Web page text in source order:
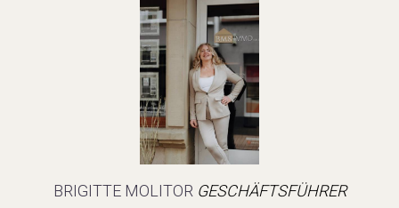
BRIGITTE MOLITOR GESCHÄFTSFÜHRER